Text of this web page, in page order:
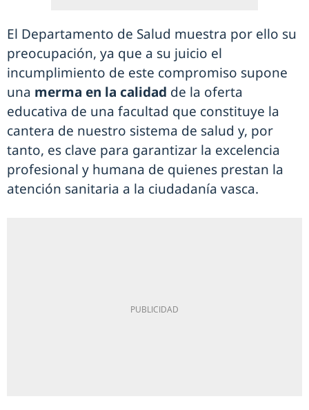
El Departamento de Salud muestra por ello su
preocupación, ya que a su juicio el
incumplimiento de este compromiso supone
una merma en la calidad de la oferta
educativa de una facultad que constituye la
cantera de nuestro sistema de salud y, por
tanto, es clave para garantizar la excelencia
profesional y humana de quienes prestan la
atención sanitaria a la ciudadanía vasca.